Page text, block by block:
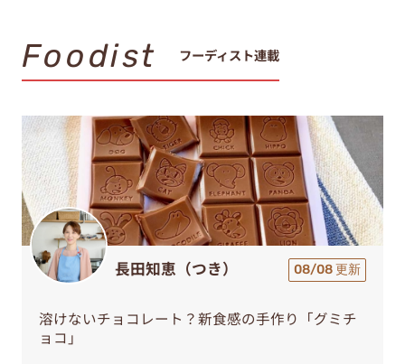
Foodist フーディスト連載
長田知恵（つき） 08/08 更新
溶けないチョコレート？新食感の手作り「グミチ
ョコ」